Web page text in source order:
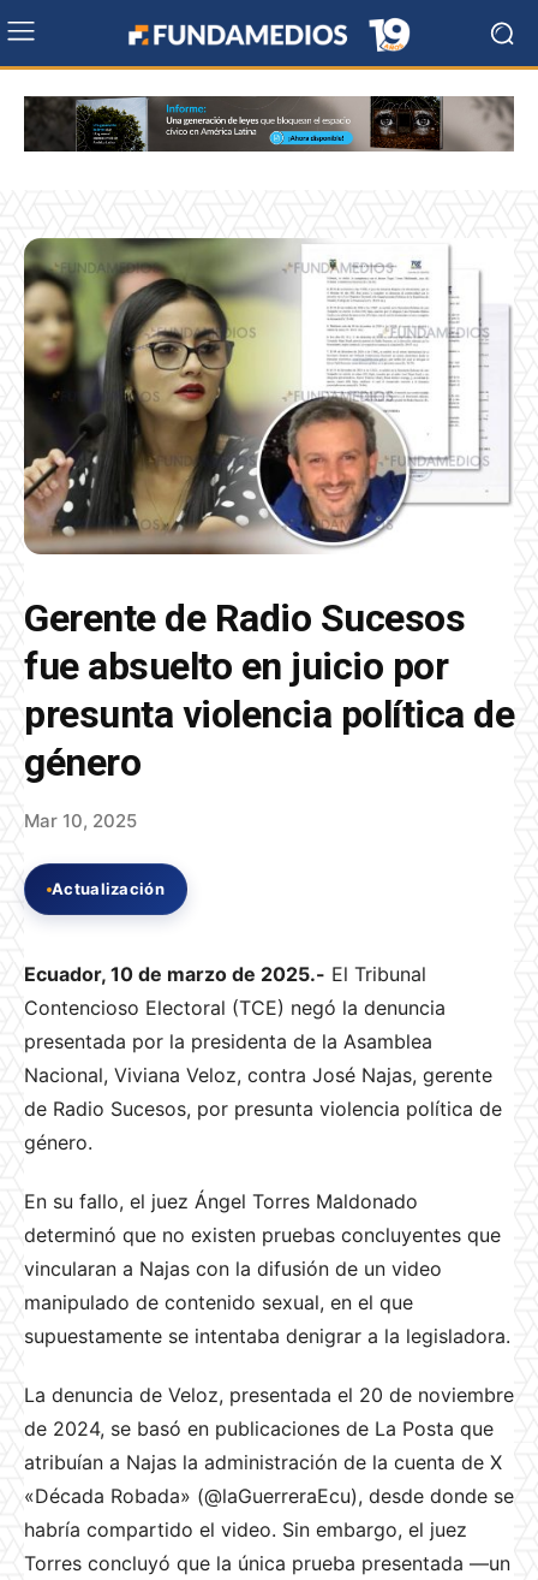
Gerente de Radio Sucesos
fue absuelto en juicio por
presunta violencia política de
género
Mar 10, 2025
Actualización
Ecuador, 10 de marzo de 2025.- El Tribunal
Contencioso Electoral (TCE) negó la denuncia
presentada por la presidenta de la Asamblea
Nacional, Viviana Veloz, contra José Najas, gerente
de Radio Sucesos, por presunta violencia política de
género.
En su fallo, el juez Ángel Torres Maldonado
determinó que no existen pruebas concluyentes que
vincularan a Najas con la difusión de un video
manipulado de contenido sexual, en el que
supuestamente se intentaba denigrar a la legisladora.
La denuncia de Veloz, presentada el 20 de noviembre
de 2024, se basó en publicaciones de La Posta que
atribuían a Najas la administración de la cuenta de X
«Década Robada» (@laGuerreraEcu), desde donde se
habría compartido el video. Sin embargo, el juez
Torres concluyó que la única prueba presentada —un